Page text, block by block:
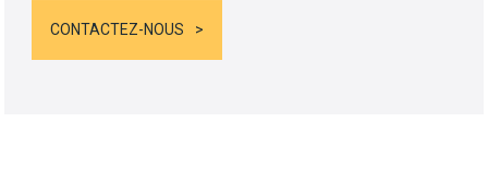
CONTACTEZ-NOUS